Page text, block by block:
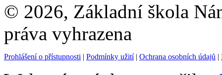
© 2026, Základní škola
práva vyhrazena
Prohlášení o přístupnosti | Podmínky užití| Ochrana osobních údajů |